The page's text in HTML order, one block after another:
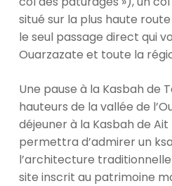
situé sur la plus haute
le seul passage direct qui
Ouarzazate et toute la
Une pause à la Kasbah de
hauteurs de la vallée de
déjeuner à la Kasbah de Ait
permettra d’admirer un
l’architecture
site inscrit au patrimoine